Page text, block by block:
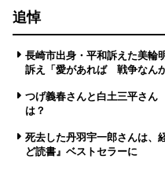
追悼
長崎市出身・平和訴えた美
訴え「愛があれば 戦争なん
つげ義春さんと白土三平さ
は？
死去した丹羽宇一郎さんは
ど読書』ベストセラーに